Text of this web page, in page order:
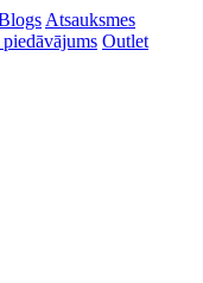
Atsauksmes
piedāvājums Outlet